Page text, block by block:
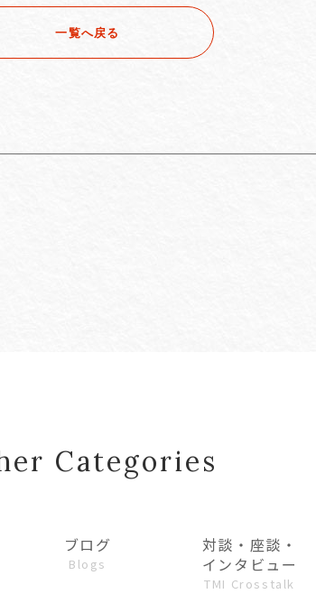
一覧へ戻る
Categories
ブログ
Blogs
対談・座談・
インタビュー
TMI Crosstalk